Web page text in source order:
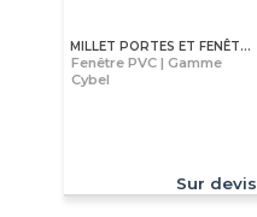
MILLET PORTES ET FENÊTRES
Fenêtre PVC | Gamme
Cybel
Sur devis